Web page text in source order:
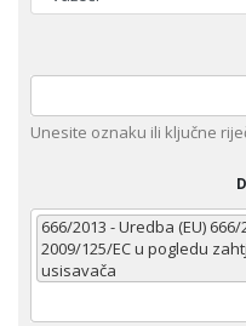
Unesite oznaku ili ključne
666/2013 - Uredba (EU)
2009/125/EC u pogledu
usisavača